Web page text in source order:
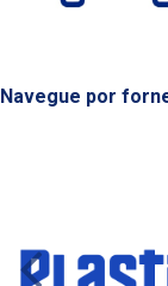
Navegue por